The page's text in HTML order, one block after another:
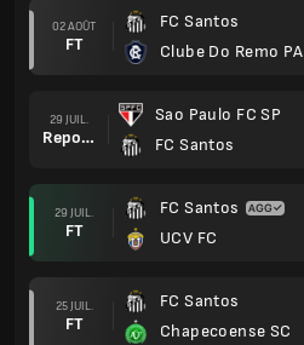
02 AOÛT
FT
FC Santos
Clube Do Remo PA
29 JUIL.
Reporté
Sao Paulo FC SP
FC Santos
29 JUIL.
FT
FC Santos
UCV FC
25 JUIL.
FT
FC Santos
Chapecoense SC